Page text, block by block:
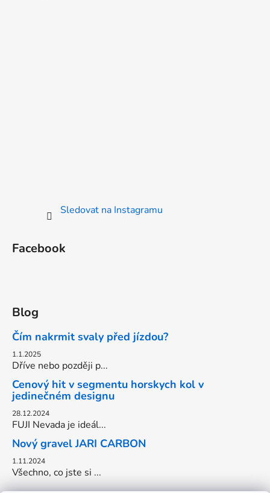
Sledovat na Instagramu
Facebook
Blog
Čím nakrmit svaly před jízdou?
1.1.2025
Dříve nebo později p...
Cenový hit v segmentu horskych kol v
jedinečném designu
28.12.2024
FUJI Nevada je ideál...
Nový gravel JARI CARBON
1.11.2024
Všechno, co jste si ...